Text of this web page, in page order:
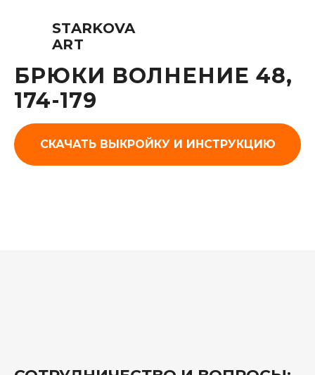
STARKOVA
ART
БРЮКИ ВОЛНЕНИЕ 48,
174-179
СКАЧАТЬ ВЫКРОЙКУ И ИНСТРУКЦИЮ